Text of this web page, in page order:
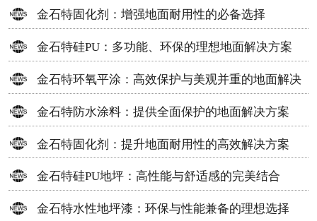
方案
金石特固化剂：增强地面耐用性的必备选择
金石特硅PU：多功能、环保的理想地面解决方案
金石特环氧平涂：高效保护与美观并重的地面解决
方案
金石特防水涂料：提供全面保护的地面解决方案
金石特固化剂：提升地面耐用性的高效解决方案
金石特硅PU地坪：高性能与舒适感的完美结合
金石特水性地坪漆：环保与性能兼备的理想选择